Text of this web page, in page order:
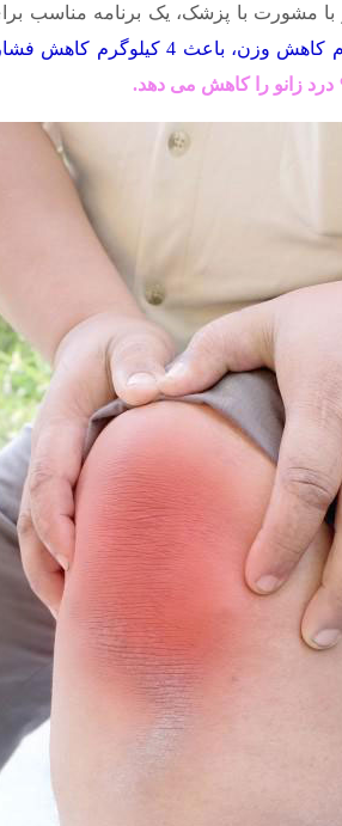
با مشورت با پزشک، یک برنامه مناسب
یک کیلوگرم کاهش وزن، باعث 4